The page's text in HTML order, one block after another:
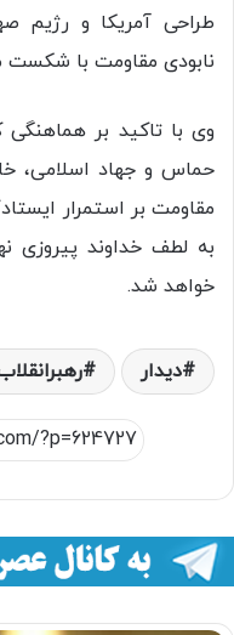
طراحی آمریکا و رژیم
نابودی مقاومت با شکست
وی با تاکید بر هماهنگی
حماس و جهاد اسلامی،
مقاومت بر استمرار
به لطف خداوند پیروزی
خواهد شد.
ديدار